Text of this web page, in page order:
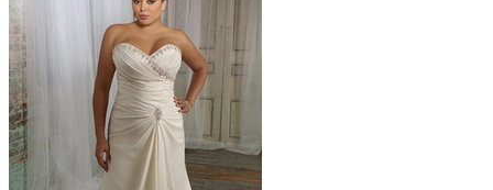
Vestidos de fiesta rojo
Vestidos de fiesta amarillo
Vestidos de fiesta azul
Vestidos de cóctel